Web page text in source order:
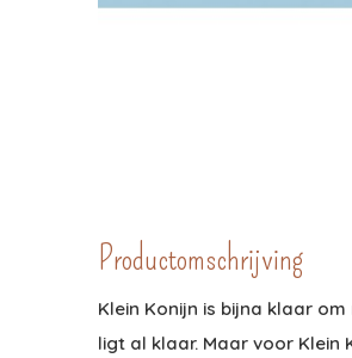
Productomschrijving
Klein Konijn is bijna klaar
ligt al klaar. Maar voor Klein